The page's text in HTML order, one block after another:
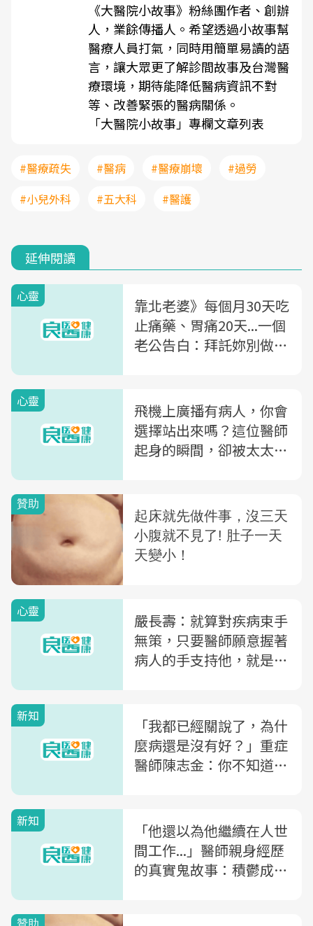
《大醫院小故事》粉絲團作者、創辦
人，業餘傳播人。希望透過小故事幫
醫療人員打氣，同時用簡單易讀的語
言，讓大眾更了解診間故事及台灣醫
療環境，期待能降低醫病資訊不對
等、改善緊張的醫病關係。
「大醫院小故事」專欄文章列表
#醫療疏失 #醫病 #醫療崩壞
#過勞
#小兒外科
#五大科 #醫護
延伸閱讀
心靈
靠北老婆》每個月30天吃
止痛藥、胃痛20天...一個
老公告白：拜託妳別做護
心靈
飛機上廣播有病人，你會
選擇站出來嗎？這位醫師
起身的瞬間，卻被太太拉
心靈
嚴長壽：就算對疾病束手
無策，只要醫師願意握著
病人的手支持他，就是人
新知
「我都已經關說了，為什
麼病還是沒有好？」重症
醫師陳志金：你不知道的
新知
「他還以為他繼續在人世
間工作...」醫師親身經歷
的真實鬼故事：積鬱成疾